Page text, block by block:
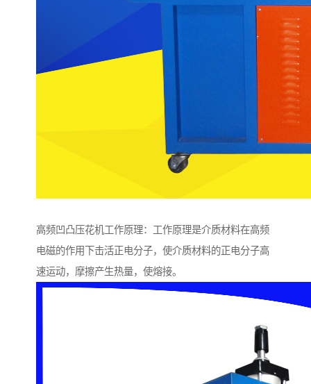
高频凹凸压花机工作原理：工作原理是介质材料在高频
电磁的作用下击活正电分子，使介质材料的正电分子高
速运动，摩擦产生热量，使熔接。